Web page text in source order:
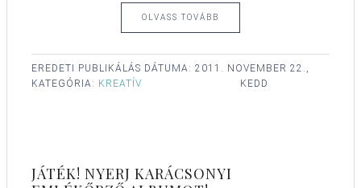
OLVASS TOVÁBB
EREDETI PUBLIKÁLÁS DÁTUMA: 2011. NOVEMBER 22.,
KEDD
KATEGÓRIA: KREATÍV
JÁTÉK! NYERJ KARÁCSONYI